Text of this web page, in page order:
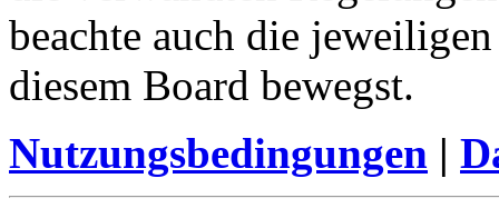
beachte auch die
diesem Board bewegst.
Nutzungsbedingungen |